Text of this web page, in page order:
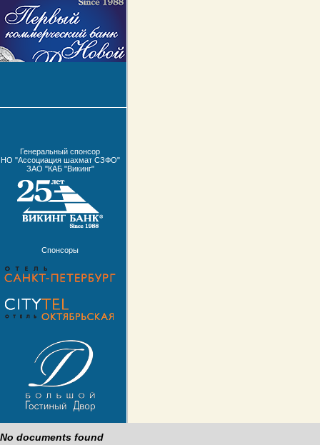
Генеральный спонсор
НО "Ассоциация шахмат СЗФО"
ЗАО "КАБ "Викинг"
Спонсоры
No documents found